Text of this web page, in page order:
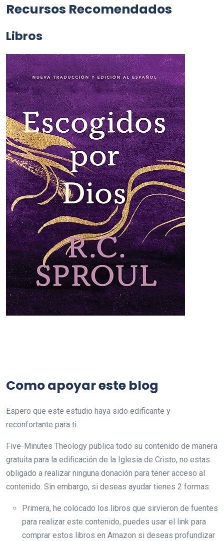
Recursos Recomendados
Libros
Como apoyar este blog
Espero que este estudio haya sido edificante y
reconfortante para ti.
Five-Minutes Theology publica todo su contenido de manera
gratuita para la edificación de la Iglesia de Cristo, no estas
obligado a realizar ninguna donación para tener acceso al
contenido. Sin embargo, si deseas ayudar tienes 2 formas:
Primera, he colocado los libros que sirvieron de fuentes
para realizar este contenido, puedes usar el link para
comprar estos libros en Amazon si deseas profundizar